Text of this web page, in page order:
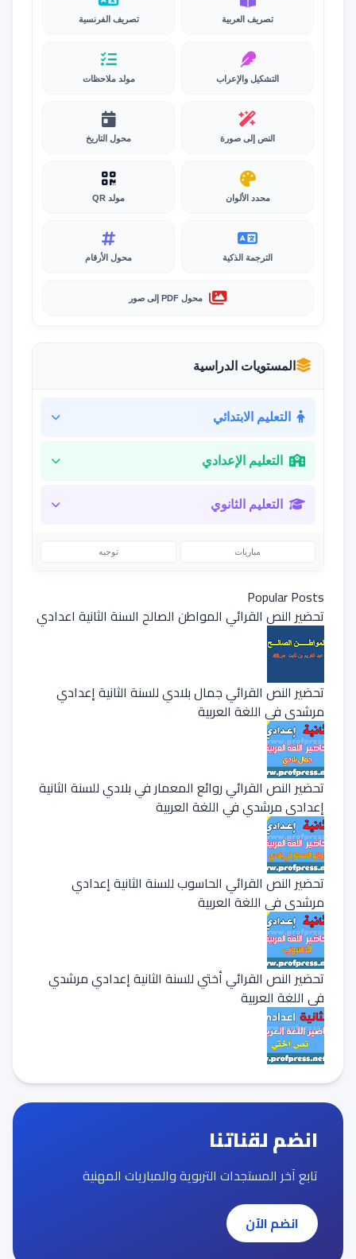
تصريف العربية تصريف الفرنسية
التشكيل والإعراب مولد ملاحظات
النص إلى صورة محول التاريخ
محدد الألوان مولد QR
الترجمة الذكية محول الأرقام
محول PDF إلى صور
المستويات الدراسية
التعليم الابتدائي
التعليم الإعدادي
التعليم الثانوي
مباريات توجيه
Popular Posts
تحضير النص القرائي المواطن الصالح السنة الثانية اعدادي
تحضير النص القرائي جمال بلادي للسنة الثانية إعدادي
مرشدي في اللغة العربية
تحضير النص القرائي روائع المعمار في بلادي للسنة الثانية
إعدادي مرشدي في اللغة العربية
تحضير النص القرائي الحاسوب للسنة الثانية إعدادي
مرشدي في اللغة العربية
تحضير النص القرائي أختي للسنة الثانية إعدادي مرشدي
في اللغة العربية
انضم لقناتنا
تابع آخر المستجدات التربوية والمباريات المهنية
انضم الآن